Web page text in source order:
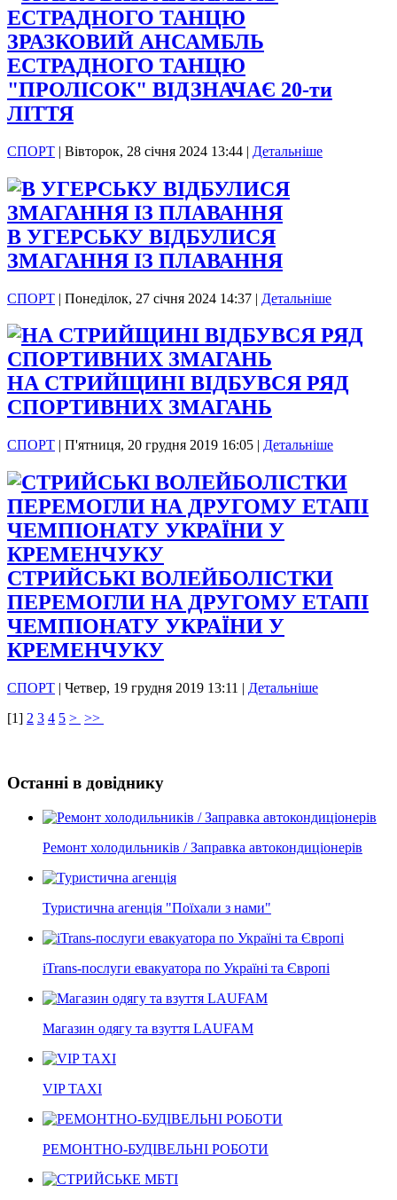
ЗРАЗКОВИЙ АНСАМБЛЬ
ЕСТРАДНОГО ТАНЦЮ
"ПРОЛІСОК" ВІДЗНАЧАЄ 20-ти
ЛІТТЯ
СПОРТ | Вівторок, 28 січня 2024 13:44 | Детальніше
В УГЕРСЬКУ ВІДБУЛИСЯ
ЗМАГАННЯ ІЗ ПЛАВАННЯ
СПОРТ | Понеділок, 27 січня 2024 14:37 | Детальніше
НА СТРИЙЩИНІ ВІДБУВСЯ РЯД
СПОРТИВНИХ ЗМАГАНЬ
СПОРТ | П'ятниця, 20 грудня 2019 16:05 | Детальніше
СТРИЙСЬКІ ВОЛЕЙБОЛІСТКИ
ПЕРЕМОГЛИ НА ДРУГОМУ ЕТАПІ
ЧЕМПІОНАТУ УКРАЇНИ У
КРЕМЕНЧУКУ
СПОРТ | Четвер, 19 грудня 2019 13:11 | Детальніше
[1] 2 3 4 5 > >>
Останні в довіднику
Ремонт холодильників / Заправка автокондиціонерів
Туристична агенція "Поїхали з нами"
iTrans-послуги евакуатора по Україні та Європі
Магазин одягу та взуття LAUFAM
VIP TAXI
РЕМОНТНО-БУДІВЕЛЬНІ РОБОТИ